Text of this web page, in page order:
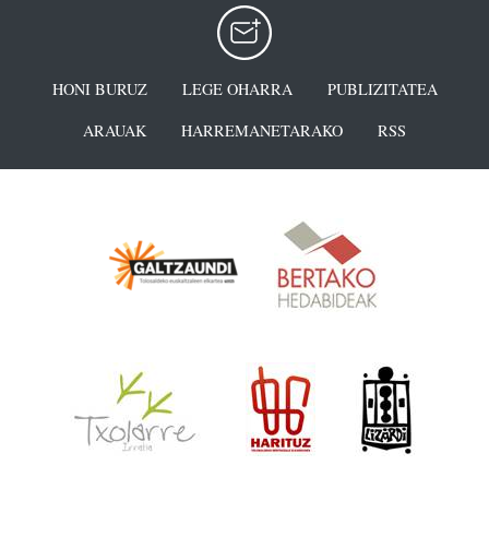
HONI BURUZ LEGE OHARRA
PUBLIZITATEA
ARAUAK
HARREMANETARAKO RSS